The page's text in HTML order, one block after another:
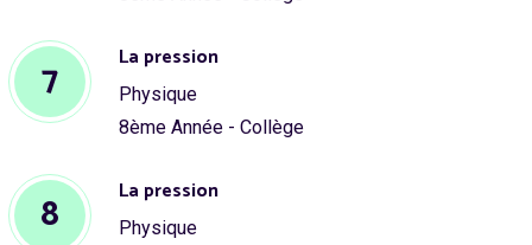
7 La pression
Physique
8ème Année - Collège
8 La pression
Physique